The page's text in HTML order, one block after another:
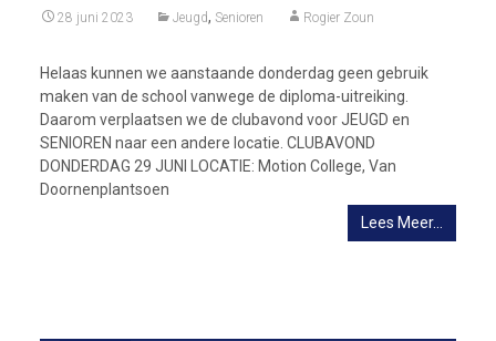
28 juni 2023 Jeugd, Senioren Rogier Zoun
Helaas kunnen we aanstaande donderdag geen gebruik
maken van de school vanwege de diploma-uitreiking.
Daarom verplaatsen we de clubavond voor JEUGD en
SENIOREN naar een andere locatie. CLUBAVOND
DONDERDAG 29 JUNI LOCATIE: Motion College, Van
Doornenplantsoen
Lees Meer…